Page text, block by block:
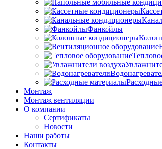
Фанкойлы
Монтаж
Монтаж вентиляции
О компании
Сертификаты
Новости
Наши работы
Контакты